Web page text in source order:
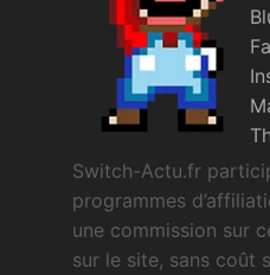
Switch-Actu.fr
programmes
une commission sur
sur le site, sans coût